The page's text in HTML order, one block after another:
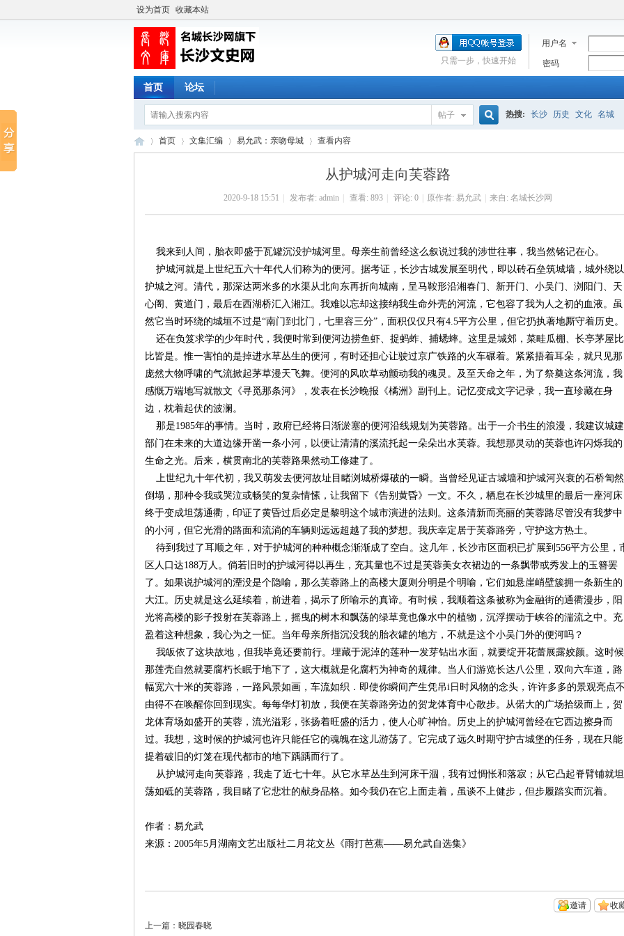
设为首页 收藏本站
用户名
密码
只需一步，快速开始
首页 论坛
帖子
索
热搜: 长沙 历史 文化 名城
首页 文集汇编
›
易允武：亲吻母城
›
查看内容
从护城河走向芙蓉路
2020-9-18 15:51 发布者: admin 查看: 893 评论: 0 原作者: 易允武 来自: 名城长沙网
我来到人间，胎衣即盛于瓦罐沉没护城河里。母亲生前曾经这么叙说过我的涉世往事，我当然铭记在心。
护城河就是上世纪五六十年代人们称为的便河。据考证，长沙古城发展至明代，即以砖石垒筑城墙，城外绕以
护城之河。清代，那深达两米多的水渠从北向东再折向城南，呈马鞍形沿湘春门、新开门、小吴门、浏阳门、天
心阁、黄道门，最后在西湖桥汇入湘江。我难以忘却这接纳我生命外壳的河流，它包容了我为人之初的血液。虽
然它当时环绕的城垣不过是“南门到北门，七里容三分”，面积仅仅只有4.5平方公里，但它扔执著地厮守着历史。
还在负笈求学的少年时代，我便时常到便河边捞鱼虾、捉蚂蚱、捕蟋蟀。这里是城郊，菜畦瓜棚、长亭茅屋比
比皆是。惟一害怕的是掉进水草丛生的便河，有时还担心让驶过京广铁路的火车碾着。紧紧捂着耳朵，就只见那
庞然大物呼啸的气流掀起茅草漫天飞舞。便河的风吹草动颤动我的魂灵。及至天命之年，为了祭奠这条河流，我
感慨万端地写就散文《寻觅那条河》，发表在长沙晚报《橘洲》副刊上。记忆变成文字记录，我一直珍藏在身
边，枕着起伏的波澜。
那是1985年的事情。当时，政府已经将日渐淤塞的便河沿线规划为芙蓉路。出于一介书生的浪漫，我建议城建
部门在未来的大道边缘开凿一条小河，以便让清清的溪流托起一朵朵出水芙蓉。我想那灵动的芙蓉也许闪烁我的
生命之光。后来，横贯南北的芙蓉路果然动工修建了。
上世纪九十年代初，我又萌发去便河故址目睹浏城桥爆破的一瞬。当曾经见证古城墙和护城河兴衰的石桥訇然
倒塌，那种令我或哭泣或畅笑的复杂情愫，让我留下《告别黄昏》一文。不久，栖息在长沙城里的最后一座河床
终于变成坦荡通衢，印证了黄昏过后必定是黎明这个城市演进的法则。这条清新而亮丽的芙蓉路尽管没有我梦中
的小河，但它光滑的路面和流淌的车辆则远远超越了我的梦想。我庆幸定居于芙蓉路旁，守护这方热土。
待到我过了耳顺之年，对于护城河的种种概念渐渐成了空白。这几年，长沙市区面积已扩展到556平方公里，
区人口达188万人。倘若旧时的护城河得以再生，充其量也不过是芙蓉美女衣裙边的一条飘带或秀发上的玉簪罢
了。如果说护城河的湮没是个隐喻，那么芙蓉路上的高楼大厦则分明是个明喻，它们如悬崖峭壁簇拥一条新生的
大江。历史就是这么延续着，前进着，揭示了所喻示的真谛。有时候，我顺着这条被称为金融街的通衢漫步，阳
光将高楼的影子投射在芙蓉路上，摇曳的树木和飘荡的绿草竟也像水中的植物，沉浮摆动于峡谷的湍流之中。充
盈着这种想象，我心为之一怔。当年母亲所指沉没我的胎衣罐的地方，不就是这个小吴门外的便河吗？
我皈依了这块故地，但我毕竟还要前行。埋藏于泥淖的莲种一发芽钻出水面，就要绽开花蕾展露姣颜。这时候
那莲壳自然就要腐朽长眠于地下了，这大概就是化腐朽为神奇的规律。当人们游览长达八公里，双向六车道，路
幅宽六十米的芙蓉路，一路风景如画，车流如织．即使你瞬间产生凭吊i日时风物的念头，许许多多的景观亮点
由得不在唤醒你回到现实。每每华灯初放，我便在芙蓉路旁边的贺龙体育中心散步。从偌大的广场拾级而上，贺
龙体育场如盛开的芙蓉，流光溢彩，张扬着旺盛的活力，使人心旷神怡。历史上的护城河曾经在它西边擦身而
过。我想，这时候的护城河也许只能任它的魂魄在这儿游荡了。它完成了远久时期守护古城堡的任务，现在只能
提着破旧的灯笼在现代都市的地下踽踽而行了。
从护城河走向芙蓉路，我走了近七十年。从它水草丛生到河床干涸，我有过惆怅和落寂；从它凸起脊臂铺就坦
荡如砥的芙蓉路，我目睹了它悲壮的献身品格。如今我仍在它上面走着，虽谈不上健步，但步履踏实而沉着。
作者：易允武
来源：2005年5月湖南文艺出版社二月花文丛《雨打芭蕉——易允武自选集》
收
邀请
上一篇： 晓园春晓